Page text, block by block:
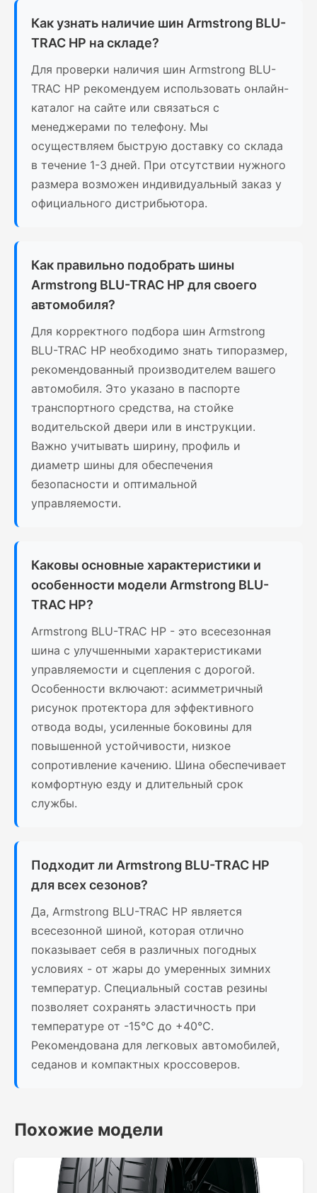
Как узнать наличие шин Armstrong BLU-
TRAC HP на складе?
Для проверки наличия шин Armstrong BLU-
TRAC HP рекомендуем использовать онлайн-
каталог на сайте или связаться с
менеджерами по телефону. Мы
осуществляем быструю доставку со склада
в течение 1-3 дней. При отсутствии нужного
размера возможен индивидуальный заказ у
официального дистрибьютора.
Как правильно подобрать шины
Armstrong BLU-TRAC HP для своего
автомобиля?
Для корректного подбора шин Armstrong
BLU-TRAC HP необходимо знать типоразмер,
рекомендованный производителем вашего
автомобиля. Это указано в паспорте
транспортного средства, на стойке
водительской двери или в инструкции.
Важно учитывать ширину, профиль и
диаметр шины для обеспечения
безопасности и оптимальной
управляемости.
Каковы основные характеристики и
особенности модели Armstrong BLU-
TRAC HP?
Armstrong BLU-TRAC HP - это всесезонная
шина с улучшенными характеристиками
управляемости и сцепления с дорогой.
Особенности включают: асимметричный
рисунок протектора для эффективного
отвода воды, усиленные боковины для
повышенной устойчивости, низкое
сопротивление качению. Шина обеспечивает
комфортную езду и длительный срок
службы.
Подходит ли Armstrong BLU-TRAC HP
для всех сезонов?
Да, Armstrong BLU-TRAC HP является
всесезонной шиной, которая отлично
показывает себя в различных погодных
условиях - от жары до умеренных зимних
температур. Специальный состав резины
позволяет сохранять эластичность при
температуре от -15°C до +40°C.
Рекомендована для легковых автомобилей,
седанов и компактных кроссоверов.
Похожие модели